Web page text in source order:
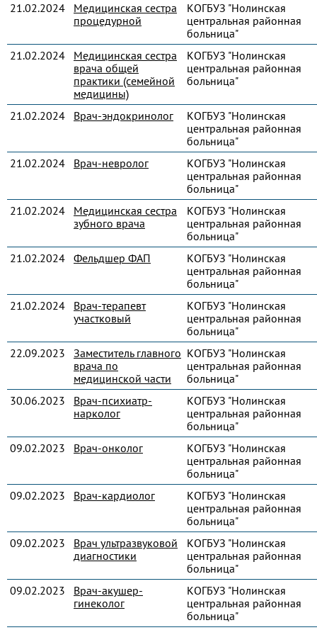
21.02.2024
Медицинская сестра
процедурной
КОГБУЗ "Нолинская
центральная районная
больница"
21.02.2024
Медицинская сестра
врача общей
практики (семейной
медицины)
КОГБУЗ "Нолинская
центральная районная
больница"
21.02.2024 Врач-эндокринолог
КОГБУЗ "Нолинская
центральная районная
больница"
21.02.2024
Врач-невролог
КОГБУЗ "Нолинская
центральная районная
больница"
21.02.2024
Медицинская сестра
зубного врача
КОГБУЗ "Нолинская
центральная районная
больница"
21.02.2024 Фельдшер ФАП
КОГБУЗ "Нолинская
центральная районная
больница"
21.02.2024
Врач-терапевт
участковый
КОГБУЗ "Нолинская
центральная районная
больница"
22.09.2023
Заместитель главного
врача по
медицинской части
КОГБУЗ "Нолинская
центральная районная
больница"
30.06.2023
Врач-психиатр-
нарколог
КОГБУЗ "Нолинская
центральная районная
больница"
09.02.2023
Врач-онколог
КОГБУЗ "Нолинская
центральная районная
больница"
09.02.2023
Врач-кардиолог
КОГБУЗ "Нолинская
центральная районная
больница"
09.02.2023
Врач ультразвуковой
диагностики
КОГБУЗ "Нолинская
центральная районная
больница"
09.02.2023
Врач-акушер-
гинеколог
КОГБУЗ "Нолинская
центральная районная
больница"